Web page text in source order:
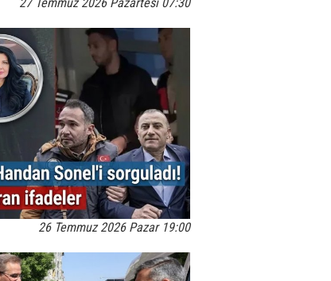
26 Temmuz 2026 Pazar 19:00